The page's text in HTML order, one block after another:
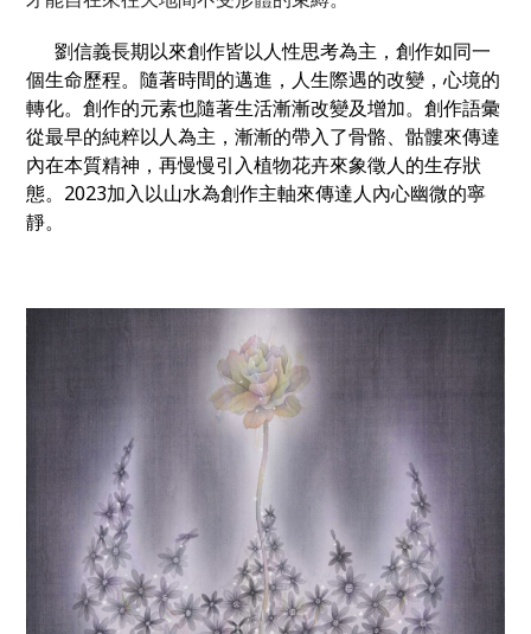
劉信義長期以來創作皆以人性思考為主，創作如同一
個生命歷程。隨著時間的邁進，人生際遇的改變，心境的
轉化。創作的元素也隨著生活漸漸改變及增加。創作語彙
從最早的純粹以人為主，漸漸的帶入了骨骼、骷髏來傳達
內在本質精神，再慢慢引入植物花卉來象徵人的生存狀
態。2023加入以山水為創作主軸來傳達人內心幽微的寧
靜。